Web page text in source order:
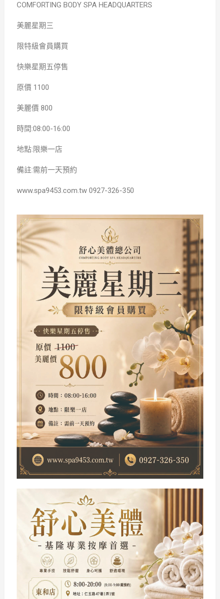
COMFORTING BODY SPA HEADQUARTERS
美麗星期三
限特級會員購買
快樂星期五停售
原價 1100
美麗價 800
時間:08:00-16:00
地點:限樂一店
備註:需前一天預約
www.spa9453.com.tw 0927-326-350